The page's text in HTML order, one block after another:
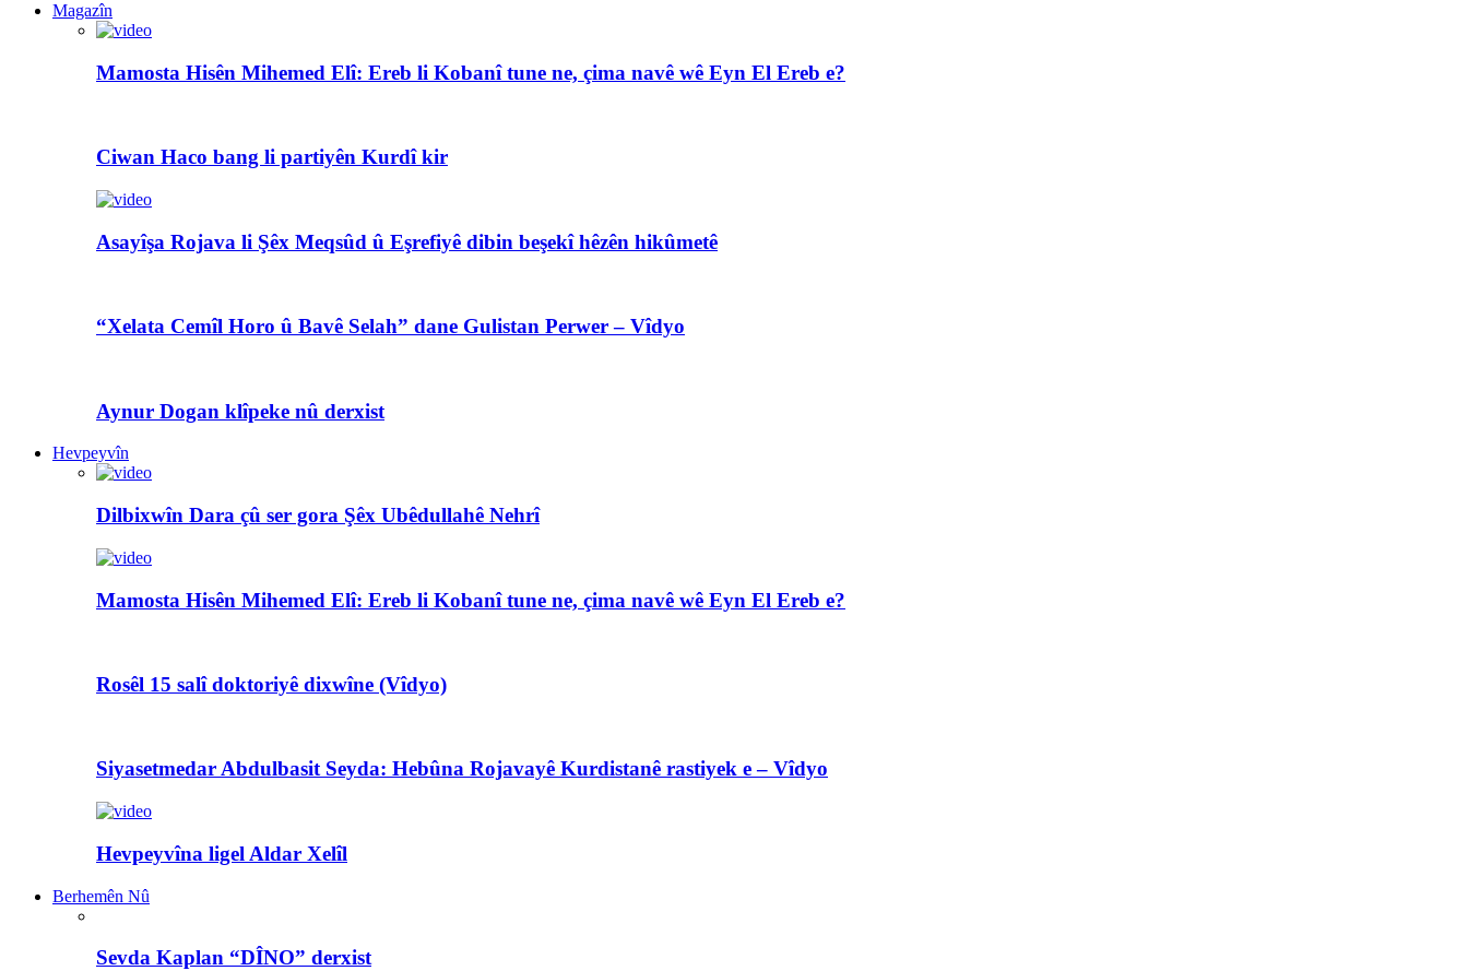
Magazîn
Mamosta Hisên Mihemed Elî: Ereb li Kobanî tune ne, çima navê wê Eyn El Ereb e?
Ciwan Haco bang li partiyên Kurdî kir
Asayîşa Rojava li Şêx Meqsûd û Eşrefiyê dibin beşekî hêzên hikûmetê
“Xelata Cemîl Horo û Bavê Selah” dane Gulistan Perwer – Vîdyo
Aynur Dogan klîpeke nû derxist
Hevpeyvîn
Dilbixwîn Dara çû ser gora Şêx Ubêdullahê Nehrî
Mamosta Hisên Mihemed Elî: Ereb li Kobanî tune ne, çima navê wê Eyn El Ereb e?
Rosêl 15 salî doktoriyê dixwîne (Vîdyo)
Siyasetmedar Abdulbasit Seyda: Hebûna Rojavayê Kurdistanê rastiyek e – Vîdyo
Hevpeyvîna ligel Aldar Xelîl
Berhemên Nû
Sevda Kaplan “DÎNO” derxist